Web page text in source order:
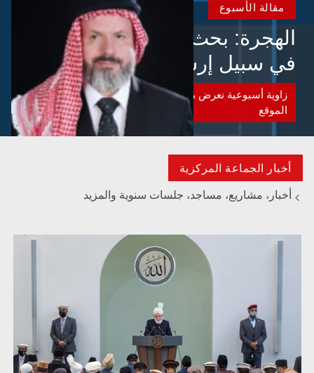
مقالة الأسبوع
الهجرة: بحث عن الأمن والسلام
في سبيل إرساء الأمن والسلام
زاوية أسبوعية نعرض من خلالها المقالات البارزة الواردة الى
الموقع
أخبار الجماعة المركزية
أخبار، مشاريع، مساجد، جلسات سنوية والمزيد